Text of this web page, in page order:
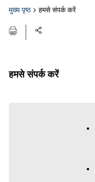
मुख्य पृष्ठ हमसे संपर्क करें
हमसे संपर्क करें